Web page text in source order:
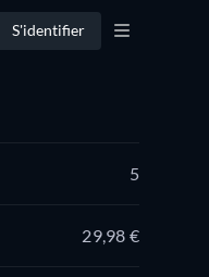
S'identifier
5
29,98 €